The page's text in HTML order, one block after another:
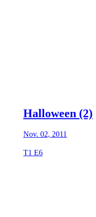
Halloween (2)
Nov. 02, 2011
T1 E6